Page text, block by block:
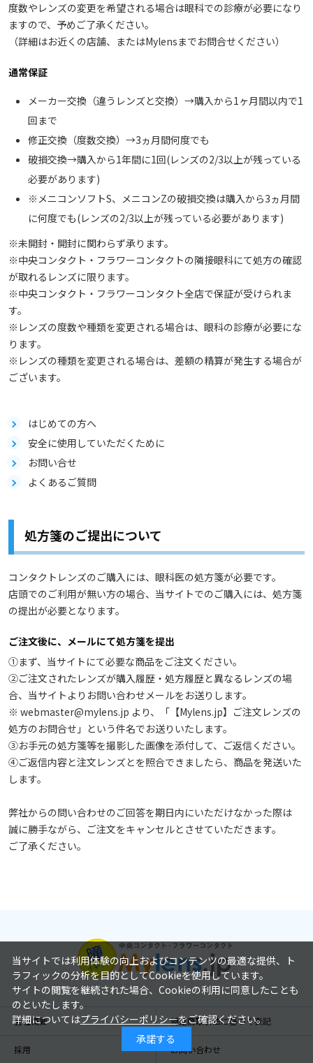
度数やレンズの変更を希望される場合は眼科での診療が必要になり
ますので、予めご了承ください。
（詳細はお近くの店舗、またはMylensまでお問合せください）
通常保証
メーカー交換（違うレンズと交換）→購入から1ヶ月間以内で1
回まで
修正交換（度数交換）→3ヵ月間何度でも
破損交換→購入から1年間に1回(レンズの2/3以上が残っている
必要があります)
※メニコンソフトS、メニコンZの破損交換は購入から3ヵ月間
に何度でも(レンズの2/3以上が残っている必要があります)
※未開封・開封に関わらず承ります。
※中央コンタクト・フラワーコンタクトの隣接眼科にて処方の確認
が取れるレンズに限ります。
※中央コンタクト・フラワーコンタクト全店で保証が受けられま
す。
※レンズの度数や種類を変更される場合は、眼科の診療が必要にな
ります。
※レンズの種類を変更される場合は、差額の精算が発生する場合が
ございます。
はじめての方へ
安全に使用していただくために
お問い合せ
よくあるご質問
処方箋のご提出について
コンタクトレンズのご購入には、眼科医の処方箋が必要です。
店頭でのご利用が無い方の場合、当サイトでのご購入には、処方箋
の提出が必要となります。
ご注文後に、メールにて処方箋を提出
①まず、当サイトにて必要な商品をご注文ください。
②ご注文されたレンズが購入履歴・処方履歴と異なるレンズの場
合、当サイトよりお問い合わせメールをお送りします。
※ webmaster@mylens.jp より、「【Mylens.jp】ご注文レンズの
処方のお問合せ」という件名でお送りいたします。
③お手元の処方箋等を撮影した画像を添付して、ご返信ください。
④ご返信内容と注文レンズとを照合できましたら、商品を発送いた
します。
弊社からの問い合わせのご回答を期日内にいただけなかった際は
誠に勝手ながら、ご注文をキャンセルとさせていただきます。
ご了承ください。
会社概要 特定商取引法に基づく表記
採用 お問い合わせ
当サイトでは利用体験の向上およびコンテンツの最適な提供、ト
ラフィックの分析を目的としてCookieを使用しています。
サイトの閲覧を継続された場合、Cookieの利用に同意したことも
のといたします。
詳細についてはプライバシーポリシーをご確認ください。
承諾する